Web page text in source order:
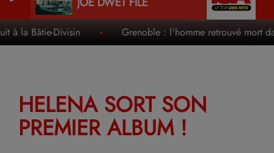
à la Bâtie-Divisin Grenoble : l'homme retrouvé mort
HELENA SORT SON
PREMIER ALBUM !